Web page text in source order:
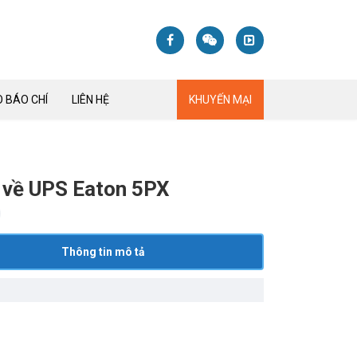
BÁO CHÍ LIÊN HỆ KHUYẾN MẠI
UPS Eaton 5PX
Thông tin mô tả